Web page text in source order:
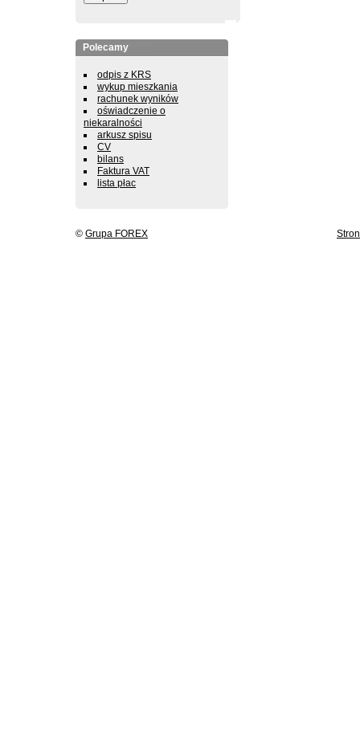
Polecamy
odpis z KRS
wykup mieszkania
rachunek wyników
oświadczenie o
niekaralności
arkusz spisu
CV
bilans
Faktura VAT
lista płac
© Grupa FOREX